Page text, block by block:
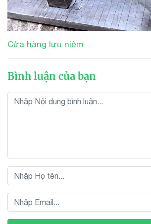
Cửa hàng lưu niệm
Bình luận của bạn